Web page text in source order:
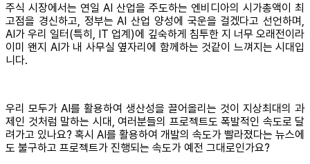
주식 시장에서는 연일 AI 산업을 주도하는 엔비디아의 시가총액이 최
고점을 경신하고, 정부는 AI 산업 양성에 국운을 걸겠다고 선언하며,
AI가 우리 일터(특히, IT 업계)에 깊숙하게 침투한 지 너무 오래전이라
이미 왠지 AI가 내 사무실 옆자리에 함께하는 것같이 느껴지는 시대입
니다.
우리 모두가 AI를 활용하여 생산성을 끌어올리는 것이 지상최대의 과
제인 것처럼 말하는 시대, 여러분들의 프로젝트도 폭발적인 속도로 달
려가고 있나요? 혹시 AI를 활용하여 개발의 속도가 빨라졌다는 뉴스에
도 불구하고 프로젝트가 진행되는 속도가 예전 그대로인가요?